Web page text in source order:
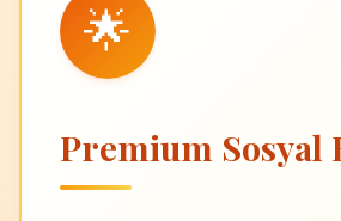
🌟
Premium Sosyal